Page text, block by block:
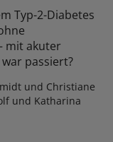
Typ-2-Diabetes
mit akuter
passiert?
und Christiane
und Katharina